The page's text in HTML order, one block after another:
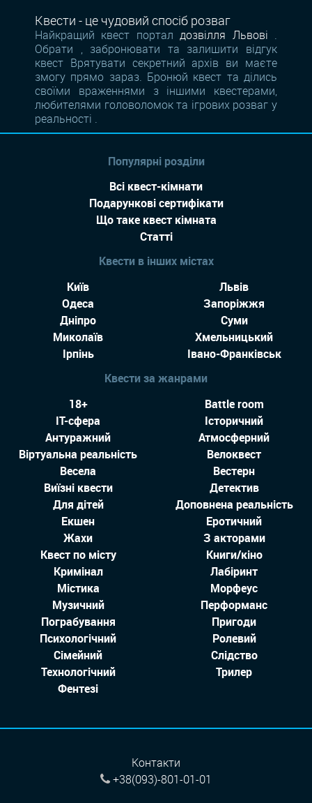
Квести - це чудовий спосіб розваг
Найкращий квест порталдозвілля Львові .
Обрати , забронювати та залишити відгук
квест Врятувати секретний архів ви маєте
змогу прямо зараз. Бронюй квест та ділись
своїми враженнями з іншими квестерами,
любителями головоломок та ігрових розваг у
реальності .
Популярні розділи
Всі квест-кімнати
Подарункові сертифікати
Що таке квест кімната
Статті
Квести в інших містах
Київ
Львів
Одеса
Запоріжжя
Дніпро
Суми
Миколаїв
Хмельницький
Ірпінь
Івано-Франківськ
Квести за жанрами
18+
Battle room
IT-сфера
Історичний
Антуражний
Атмосферний
Віртуальна реальність
Велоквест
Весела
Вестерн
Виїзні квести
Детектив
Для дітей
Доповнена реальність
Екшен
Еротичний
Жахи
З акторами
Квест по місту
Книги/кіно
Кримінал
Лабіринт
Містика
Морфеус
Музичний
Перформанс
Пограбування
Пригоди
Психологічний
Ролевий
Сімейний
Слідство
Технологiчний
Трилер
Фентезі
Контакти
+38(093)-801-01-01